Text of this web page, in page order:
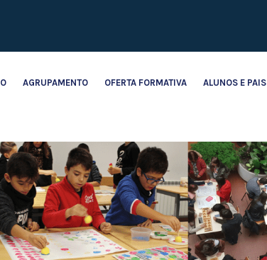
AGRUPAMENTO OFERTA FORMATIVA ALUNOS E PAIS